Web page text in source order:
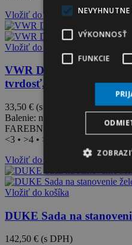
Vložiť do košíka
Vložiť do košíka
VWR DOSATEST 4-21
tvrdosť, 100 ks
33,50 € (s DPH)
Balenie: nádoba so 100
FAREBNÉ STUPŇOVANIE
<3 • >4 • >7 • >14 • >21 °d
Vložiť do košíka
Vložiť do košíka
DUKE Sada na
142,50 € (s DPH)
VÝKONNOSŤ
FUNKCIE